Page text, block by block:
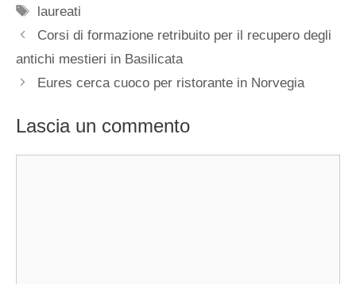
Tag
laureati
Corsi di formazione retribuito per il recupero degli
antichi mestieri in Basilicata
Eures cerca cuoco per ristorante in Norvegia
Lascia un commento